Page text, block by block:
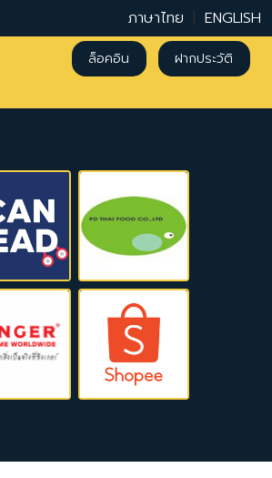
ภาษาไทย ENGLISH
ล็อคอิน ฝากประวัติ